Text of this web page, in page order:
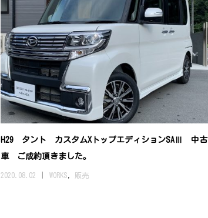
H29 タント カスタムXトップエディションSAⅢ 中古
車 ご成約頂きました。
2020.08.02 WORKS 販売